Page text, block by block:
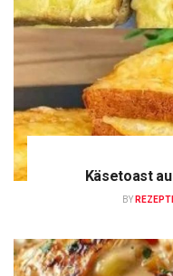
Käsetoast
BY